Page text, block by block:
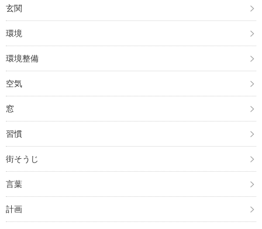
玄関
環境
環境整備
空気
窓
習慣
街そうじ
言葉
計画